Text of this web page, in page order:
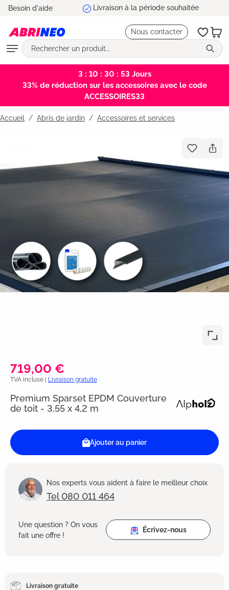
principal
Besoin d'aide Livraison à la période souhaitée
Nous contacter
3 : 10 : 30 : 53 Jours
33% de réduction sur les accessoires avec le code
ACCESSOIRES33
Accueil Abris de jardin / Accessoires et services
719,00 €
TVA incluse | Livraison gratuite
Premium Sparset EPDM Couverture
de toit - 3,55 x 4,2 m
Ajouter au panier
Nos experts vous aident à faire le meilleur choix
Tel 080 011 464
Une question ? On vous
fait une offre !
Écrivez-nous
Livraison gratuite